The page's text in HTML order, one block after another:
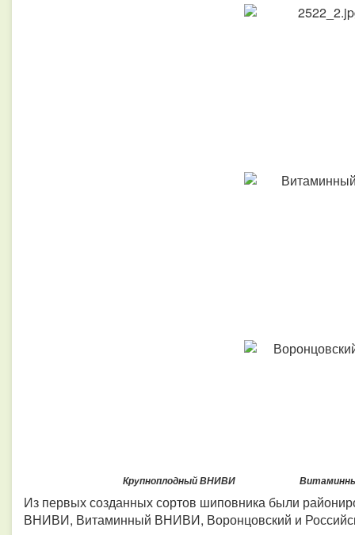
Крупноплодный ВНИВИ
Из первых созданных сортов шиповника были
ВНИВИ, Витаминный ВНИВИ, Воронцовский и